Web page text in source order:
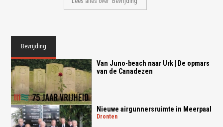
Bevrijding
Van Juno-beach naar Urk | De opmars
van de Canadezen
Nieuwe airgunnersruimte in Meerpaal
dronten